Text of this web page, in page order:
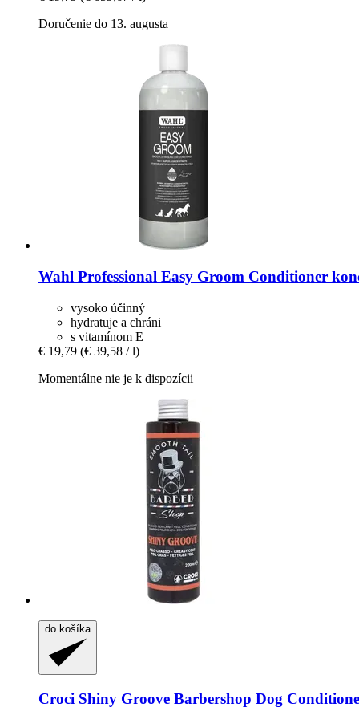
Doručenie do 13. augusta
Wahl Professional Easy Groom Conditioner
vysoko účinný
hydratuje a chráni
s vitamínom E
€ 19,79 (€ 39,58 / l)
Momentálne nie je k dispozícii
do košíka
Croci Shiny Groove Barbershop Dog